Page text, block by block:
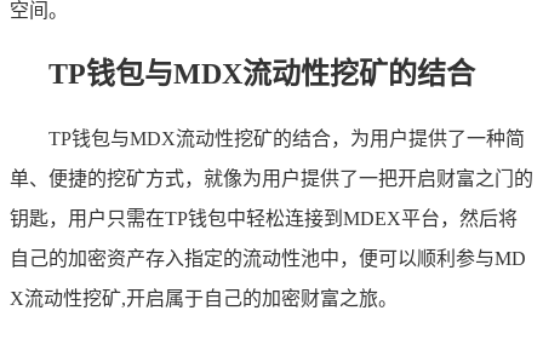
空间。
TP钱包与MDX流动性挖矿的结合
TP钱包与MDX流动性挖矿的结合，为用户提供了一种简
单、便捷的挖矿方式，就像为用户提供了一把开启财富之门的
钥匙，用户只需在TP钱包中轻松连接到MDEX平台，然后将
自己的加密资产存入指定的流动性池中，便可以顺利参与MD
X流动性挖矿,开启属于自己的加密财富之旅。